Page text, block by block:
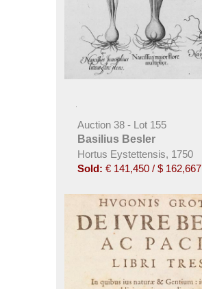
Auction 38 - Lot 155
Basilius Besler
Hortus Eystettensis, 1750
Sold: € 141,450 / $ 162,667